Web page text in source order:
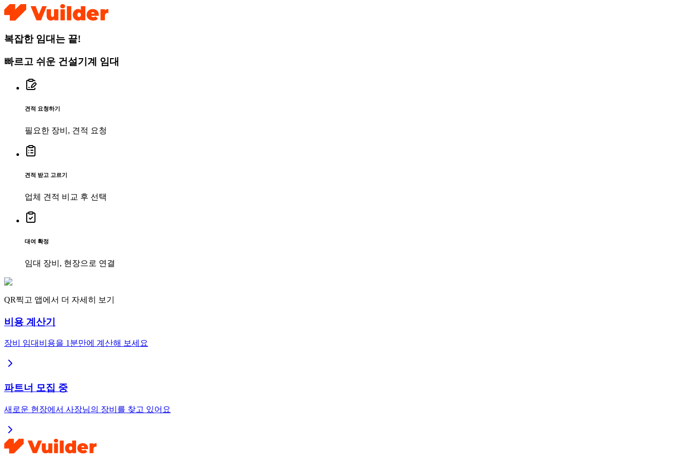
복잡한 임대는 끝!
빠르고 쉬운 건설기계 임대
견적 요청하기
필요한 장비, 견적 요청
견적 받고 고르기
업체 견적 비교 후 선택
대여 확정
임대 장비, 현장으로 연결
QR찍고 앱에서 더 자세히 보기
비용 계산기
장비 임대비용을 1분만에 계산해 보세요
파트너 모집 중
새로운 현장에서 사장님의 장비를 찾고 있어요